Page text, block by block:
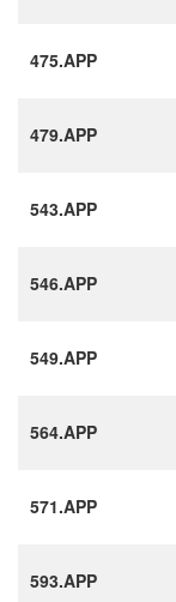
475.APP
479.APP
543.APP
546.APP
549.APP
564.APP
571.APP
593.APP